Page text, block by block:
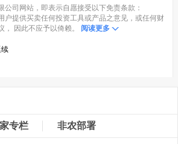
公司网站，即表示自愿接受以下免责条款：
户提供买卖任何投资工具或产品之意见，或任何财
因此不应予以倚赖。
阅读更多
专栏 非农部署